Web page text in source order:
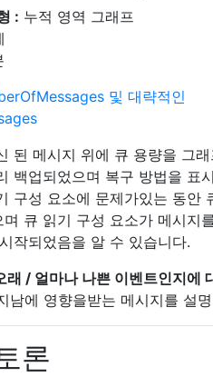
: 누적 영역 그래프
된 메시지 위에 큐 용량을 그
백업되었으며 복구 방법을 표
구성 요소에 문제가있는 동안
며 큐 읽기 구성 요소가 메시지
작되었음을 알 수 있습니다.
래 / 얼마나 나쁜 이벤트인지에
남에 영향을받는 메시지를 설
론